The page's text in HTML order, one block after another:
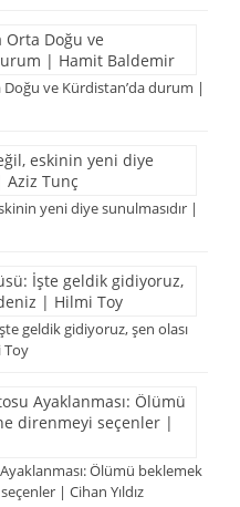
Doğu ve Kürdistan’da durum |
yeni diye sunulmasıdır |
geldik gidiyoruz, şen olası
Toy
Ölümü beklemek
| Cihan Yıldız